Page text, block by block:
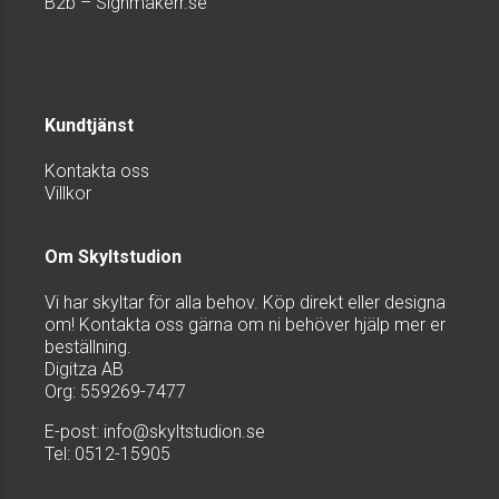
Kundtjänst
Kontakta oss
Villkor
Om Skyltstudion
Vi har skyltar för alla behov. Köp direkt eller designa
om! Kontakta oss gärna om ni behöver hjälp mer er
beställning.
Digitza AB
Org: 559269-7477
E-post: info@skyltstudion.se
Tel: 0512-15905